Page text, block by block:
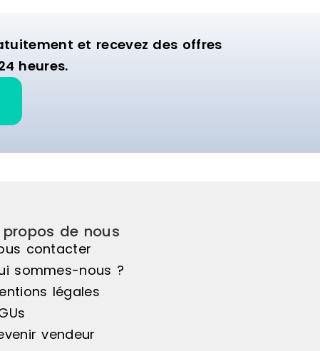
et recevez des offres
heures.
propos de nous
contacter
sommes-nous ?
légales
vendeur